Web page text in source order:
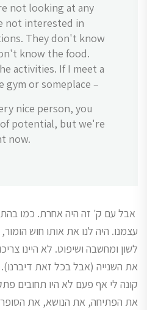
not looking at any
not interested in
They don't know
know the food.
activities. If I meet a
gym or someplace –
nice person, you
potential, but we're
now.
אבל עם ק׳ זה היה אחרת. כמו
עצמנו. היה לנו את אותו חוש
לשון ומחשבה ושיפוט. לא היינו
את השנייה (אבל בכל זאת דיברנו).
קונה לי אף פעם לא היו תחובים
את הפתיחה, את הנושא, את